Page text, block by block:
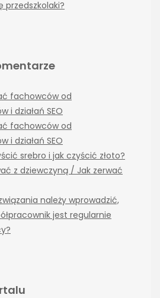
fachowców od
i działań SEO
fachowców od
i działań SEO
srebro i jak czyścić złoto?
z dziewczyną / Jak zerwać
należy wprowadzić,
jest regularnie